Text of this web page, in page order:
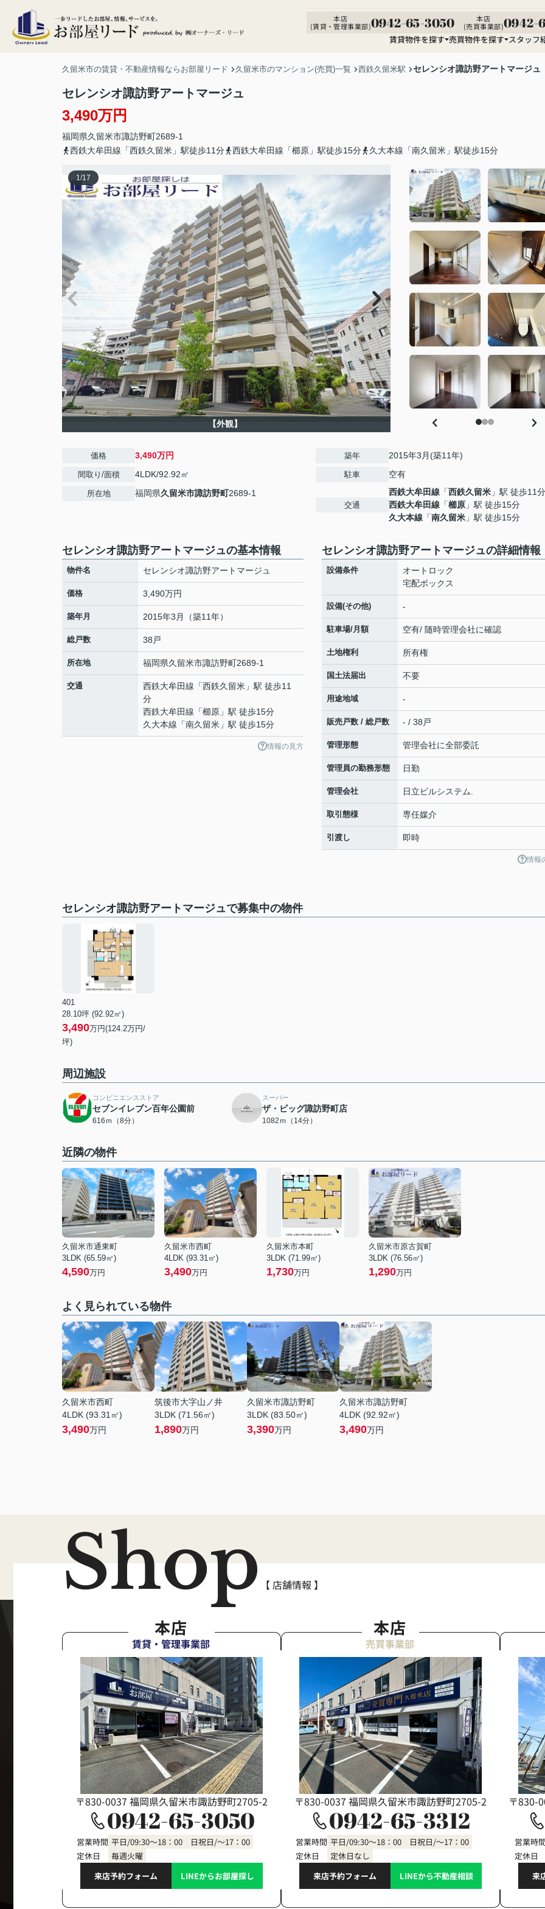
本店
(賃貸・管理事業部)0942-65-3050
本店
(売買事業部)0942-
賃貸物件を探す 売買物件を探す スタッフ
久留米市の賃貸・不動産情報ならお部屋リード 久留米市のマンション(売買)一覧 西鉄久留米駅 セレンシオ諏訪野アートマージュ
セレンシオ諏訪野アートマージュ
3,490万円
福岡県久留米市諏訪野町2689-1
西鉄大牟田線「西鉄久留米」駅徒歩11分
西鉄大牟田線「櫛原」駅徒歩15分 久大本線「南久留米」駅徒歩15分
1/17
【外観】
価格 3,490万円
間取り/面積 4LDK/92.92㎡
所在地 福岡県久留米市諏訪野町2689-1
築年 2015年3月(築11年)
駐車 空有
交通
西鉄大牟田線 「西鉄久留米 」駅 徒歩11分
西鉄大牟田線 「櫛原 」駅 徒歩15分
久大本線 「南久留米 」駅 徒歩15分
セレンシオ諏訪野アートマージュの基本情報
物件名 セレンシオ諏訪野アートマージュ
価格 3,490万円
築年月 2015年3月（築11年）
総戸数 38戸
所在地 福岡県久留米市諏訪野町2689-1
交通 西鉄大牟田線 「西鉄久留米 」駅 徒歩11
分
西鉄大牟田線 「櫛原 」駅 徒歩15分
久大本線 「南久留米 」駅 徒歩15分
情報の見方
セレンシオ諏訪野アートマージュの詳細情報
設備条件
オートロック
宅配ボックス
設備(その他) -
駐車場/月額 空有/ 随時管理会社に確認
土地権利 所有権
国土法届出 不要
用途地域 -
販売戸数 / 総戸数 - / 38戸
管理形態 管理会社に全部委託
管理員の勤務形態 日勤
管理会社 日立ビルシステム.
取引態様 専任媒介
引渡し 即時
情報
セレンシオ諏訪野アートマージュで募集中の物件
401
28.10坪 (92.92㎡)
3,490万円(124.2万円/
坪)
周辺施設
コンビニエンスストア
セブンイレブン百年公園前
616ｍ（8分）
スーパー
ザ・ビッグ諏訪野町店
1082ｍ（14分）
近隣の物件
久留米市通東町
3LDK (65.59㎡)
4,590万円
久留米市西町
4LDK (93.31㎡)
3,490万円
久留米市本町
3LDK (71.99㎡)
1,730万円
久留米市原古賀町
3LDK (76.56㎡)
1,290万円
よく見られている物件
久留米市西町
4LDK (93.31㎡)
3,490万円
筑後市大字山ノ井
3LDK (71.56㎡)
1,890万円
久留米市諏訪野町
3LDK (83.50㎡)
3,390万円
久留米市諏訪野町
4LDK (92.92㎡)
3,490万円
Shop 【 店舗情報 】
本店
賃貸・管理事業部
〒830-0037 福岡県久留米市諏訪野町2705-2
0942-65-3050
営業時間 平日/09:30～18：00 日祝日/～17：00
定休日
毎週火曜
来店予約フォーム
LINEからお部屋探し
本店
売買事業部
〒830-0037 福岡県久留米市諏訪野町2705-2
0942-65-3312
営業時間 平日/09:30～18：00 日祝日/～17：00
定休日
定休日なし
来店予約フォーム
LINEから不動産相談
〒830-
営業時
定休日
来